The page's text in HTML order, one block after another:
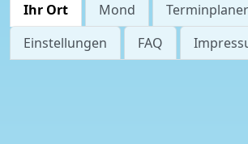
Ihr Ort Mond
Terminplaner
Einstellungen
FAQ